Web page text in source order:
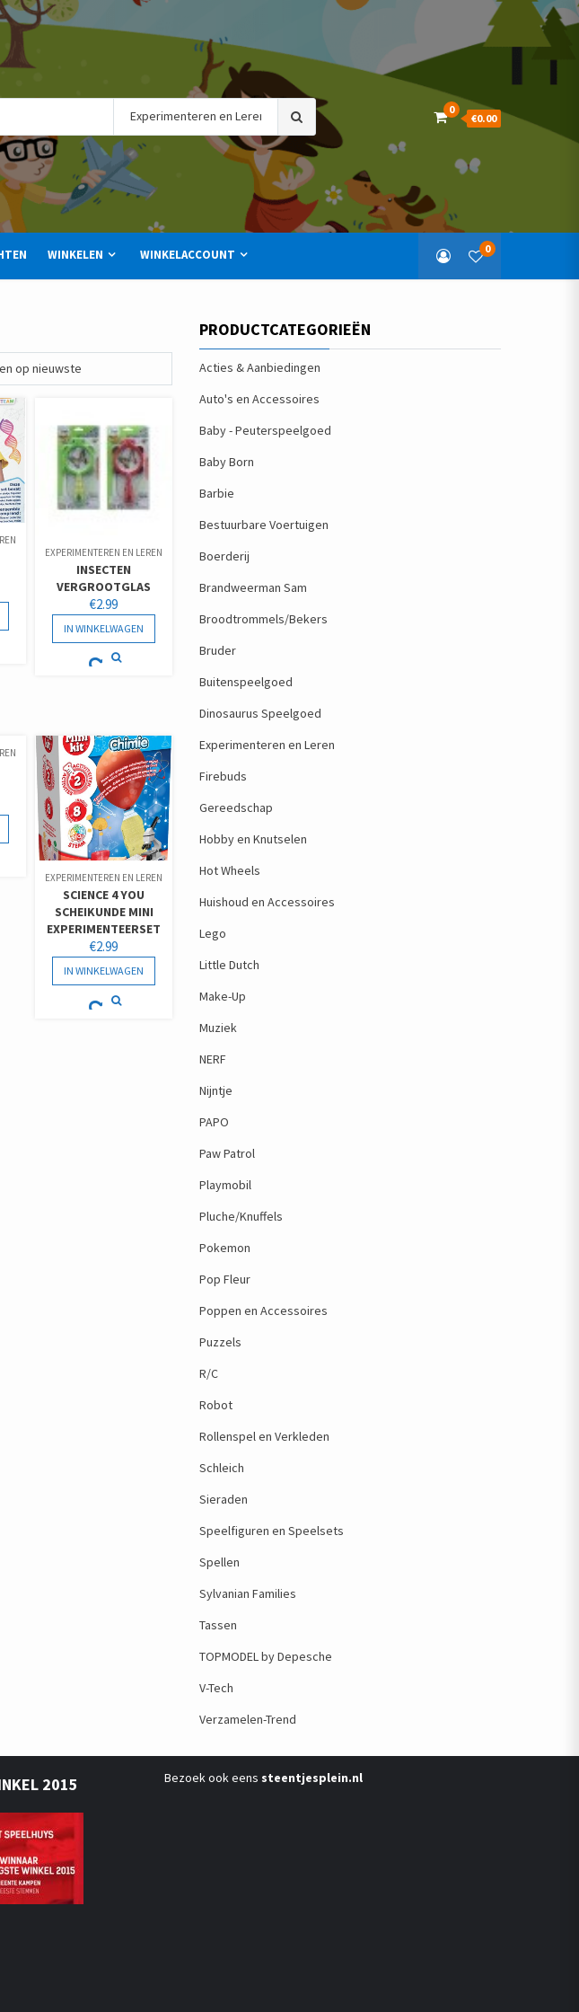
Search
for:
0
€0.00
WINKELEN WINKELACCOUNT 0
EXPERIMENTEREN EN LEREN
INSECTEN
VERGROOTGLAS
€2.99
IN WINKELWAGEN
EXPERIMENTEREN EN LEREN
SCIENCE 4 YOU
SCHEIKUNDE MINI
EXPERIMENTEERSET
€2.99
IN WINKELWAGEN
PRODUCTCATEGORIEËN
Acties & Aanbiedingen
Auto's en Accessoires
Baby - Peuterspeelgoed
Baby Born
Barbie
Bestuurbare Voertuigen
Boerderij
Brandweerman Sam
Broodtrommels/Bekers
Bruder
Buitenspeelgoed
Dinosaurus Speelgoed
Experimenteren en Leren
Firebuds
Gereedschap
Hobby en Knutselen
Hot Wheels
Huishoud en Accessoires
Lego
Little Dutch
Make-Up
Muziek
NERF
Nijntje
PAPO
Paw Patrol
Playmobil
Pluche/Knuffels
Pokemon
Pop Fleur
Poppen en Accessoires
Puzzels
R/C
Robot
Rollenspel en Verkleden
Schleich
Sieraden
Speelfiguren en Speelsets
Spellen
Sylvanian Families
Tassen
TOPMODEL by Depesche
V-Tech
Verzamelen-Trend
2015 Bezoek ook eens steentjesplein.nl